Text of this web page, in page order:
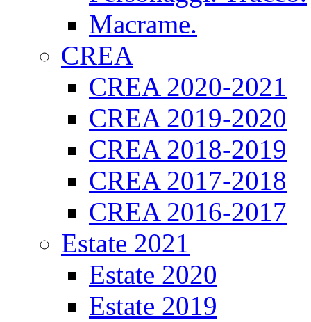
Macrame.
CREA
CREA 2020-2021
CREA 2019-2020
CREA 2018-2019
CREA 2017-2018
CREA 2016-2017
Estate 2021
Estate 2020
Estate 2019